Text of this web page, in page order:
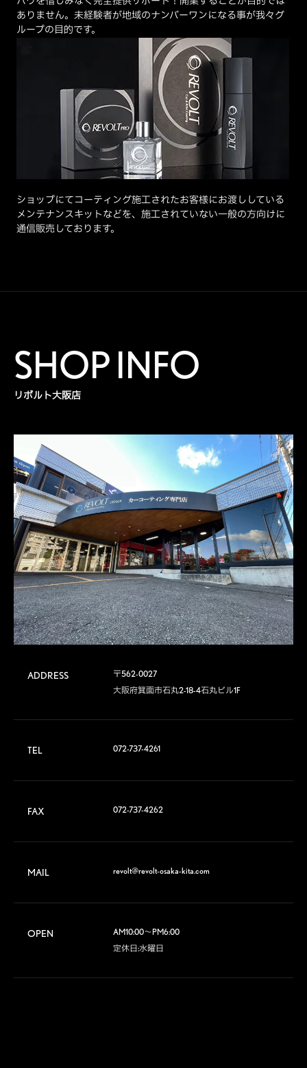
ありません。未経験者が地域のナンバーワンになる事が我々グ
ループの目的です。
ショップにてコーティング施工されたお客様にお渡ししている
メンテナンスキットなどを、施工されていない一般の方向けに
通信販売しております。
SHOP INFO
リボルト大阪店
ADDRESS
〒562-0027
大阪府箕面市石丸2-18-4石丸ビル1F
TEL 072-737-4261
FAX 072-737-4262
MAIL revolt@revolt-osaka-kita.com
OPEN
AM10:00～PM6:00
定休日:水曜日